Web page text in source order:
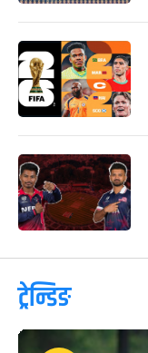
ट्रेन्डिङ